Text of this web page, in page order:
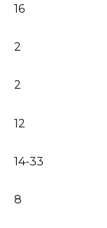
16
2
2
12
14-33
8